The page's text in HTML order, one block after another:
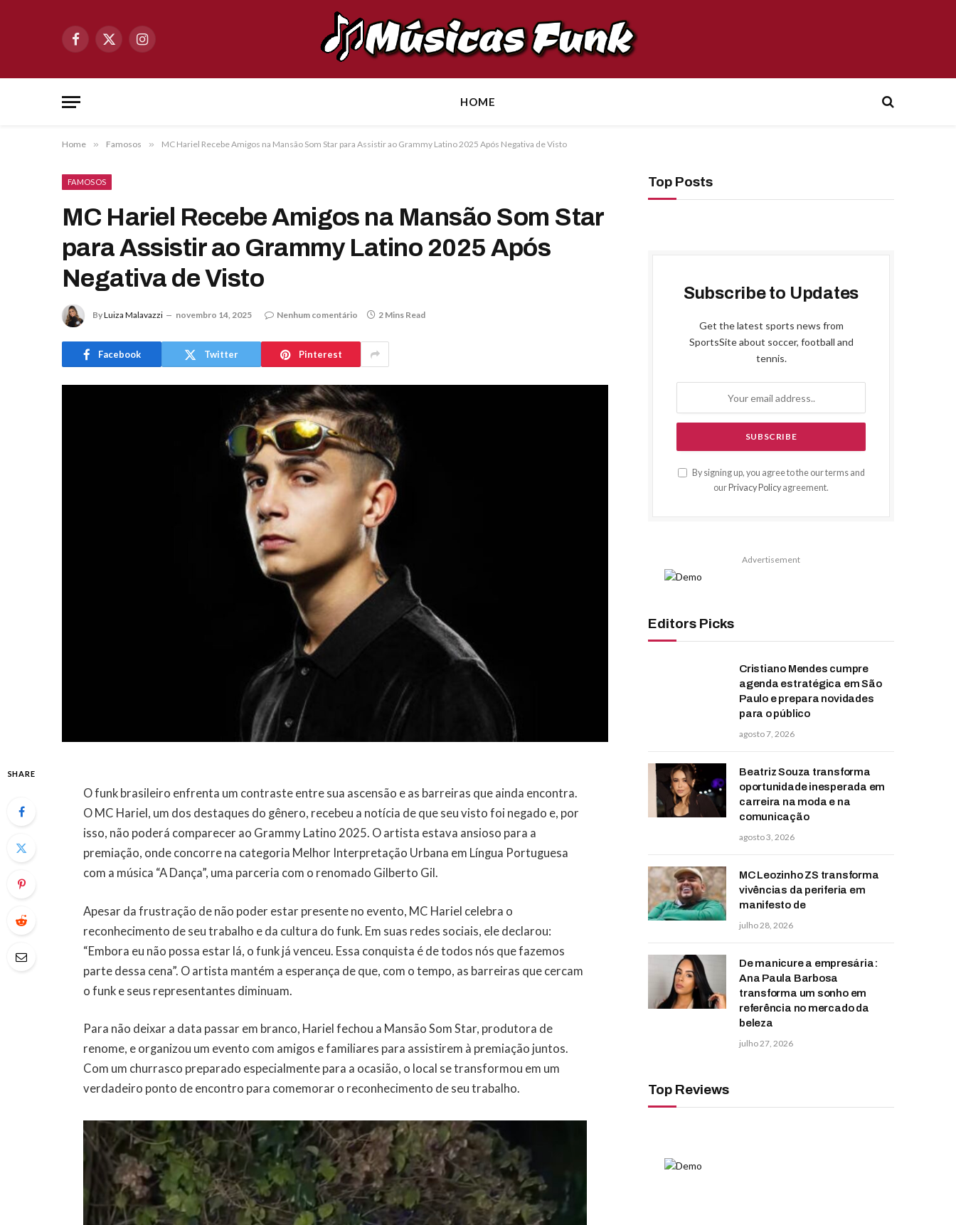
Facebook
X
Instagram
HOME
Home » Famosos » MC Hariel Recebe Amigos na Mansão Som Star para Assistir ao Grammy Latino 2025 Após Negativa de Visto
FAMOSOS
MC Hariel Recebe Amigos na Mansão Som Star
para Assistir ao Grammy Latino 2025 Após
Negativa de Visto
ByLuiza Malavazzi novembro 14, 2025 Nenhum comentário 2 Mins Read
Facebook Twitter Pinterest
SHARE
O funk brasileiro enfrenta um contraste entre sua ascensão e as barreiras que ainda encontra.
O MC Hariel, um dos destaques do gênero, recebeu a notícia de que seu visto foi negado e, por
isso, não poderá comparecer ao Grammy Latino 2025. O artista estava ansioso para a
premiação, onde concorre na categoria Melhor Interpretação Urbana em Língua Portuguesa
com a música “A Dança”, uma parceria com o renomado Gilberto Gil.
Apesar da frustração de não poder estar presente no evento, MC Hariel celebra o
reconhecimento de seu trabalho e da cultura do funk. Em suas redes sociais, ele declarou:
“Embora eu não possa estar lá, o funk já venceu. Essa conquista é de todos nós que fazemos
parte dessa cena”. O artista mantém a esperança de que, com o tempo, as barreiras que cercam
o funk e seus representantes diminuam.
Para não deixar a data passar em branco, Hariel fechou a Mansão Som Star, produtora de
renome, e organizou um evento com amigos e familiares para assistirem à premiação juntos.
Com um churrasco preparado especialmente para a ocasião, o local se transformou em um
verdadeiro ponto de encontro para comemorar o reconhecimento de seu trabalho.
Top Posts
Subscribe to Updates
Get the latest sports news from
SportsSite about soccer, football and
tennis.
By signing up, you agree to the our terms and
our Privacy Policy agreement.
Advertisement
Editors Picks
Cristiano Mendes cumpre
agenda estratégica em São
Paulo e prepara novidades
para o público
agosto 7, 2026
Beatriz Souza transforma
oportunidade inesperada em
carreira na moda e na
comunicação
agosto 3, 2026
MC Leozinho ZS transforma
vivências da periferia em
manifesto de
julho 28, 2026
De manicure a empresária:
Ana Paula Barbosa
transforma um sonho em
referência no mercado da
beleza
julho 27, 2026
Top Reviews